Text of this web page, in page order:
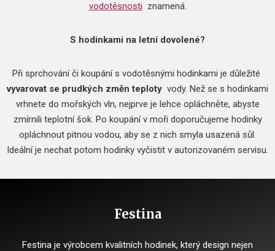
vodotěsnosti znamená.
S hodinkami na letní dovolené?
Při sprchování či koupání s vodotěsnými hodinkami je důležité
vyvarovat se prudkých změn teploty vody. Než se s hodinkami
vrhnete do mořských vln, nejprve je lehce opláchněte, abyste
zmírnili teplotní šok. Po koupání v moři doporučujeme hodinky
opláchnout pitnou vodou, aby se z nich smyla usazená sůl.
Ideální je nechat potom hodinky vyčistit v autorizovaném servisu.
Festina
Festina je výrobcem kvalitních hodinek, který design nejen